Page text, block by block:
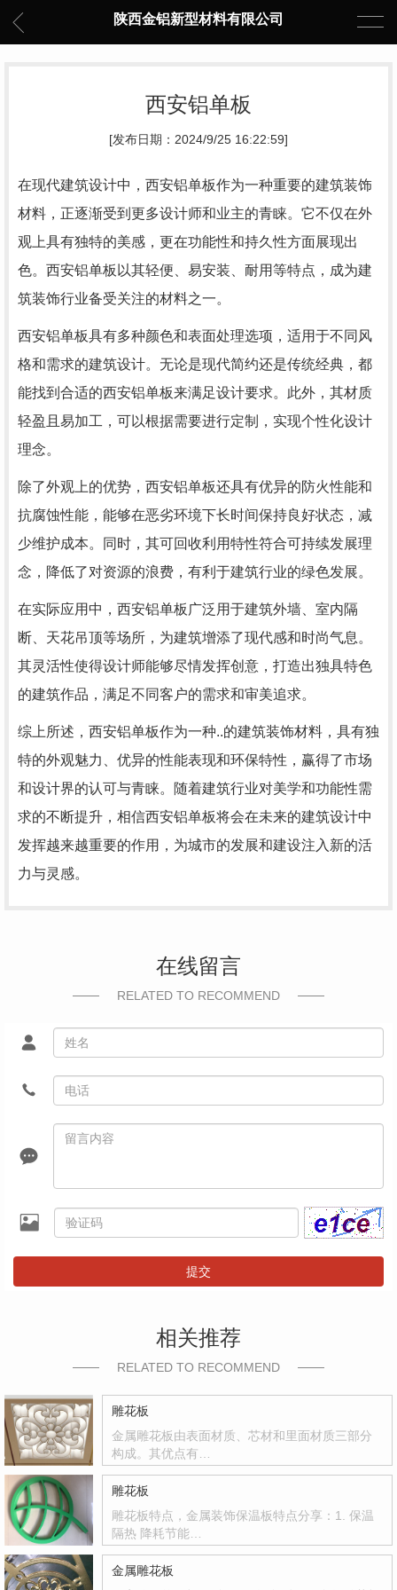
陕西金铝新型材料有限公司
西安铝单板
[发布日期：2024/9/25 16:22:59]
在现代建筑设计中，西安铝单板作为一种重要的建筑装饰
材料，正逐渐受到更多设计师和业主的青睐。它不仅在外
观上具有独特的美感，更在功能性和持久性方面展现出
色。西安铝单板以其轻便、易安装、耐用等特点，成为建
筑装饰行业备受关注的材料之一。
西安铝单板具有多种颜色和表面处理选项，适用于不同风
格和需求的建筑设计。无论是现代简约还是传统经典，都
能找到合适的西安铝单板来满足设计要求。此外，其材质
轻盈且易加工，可以根据需要进行定制，实现个性化设计
理念。
除了外观上的优势，西安铝单板还具有优异的防火性能和
抗腐蚀性能，能够在恶劣环境下长时间保持良好状态，减
少维护成本。同时，其可回收利用特性符合可持续发展理
念，降低了对资源的浪费，有利于建筑行业的绿色发展。
在实际应用中，西安铝单板广泛用于建筑外墙、室内隔
断、天花吊顶等场所，为建筑增添了现代感和时尚气息。
其灵活性使得设计师能够尽情发挥创意，打造出独具特色
的建筑作品，满足不同客户的需求和审美追求。
综上所述，西安铝单板作为一种..的建筑装饰材料，具有独
特的外观魅力、优异的性能表现和环保特性，赢得了市场
和设计界的认可与青睐。随着建筑行业对美学和功能性需
求的不断提升，相信西安铝单板将会在未来的建筑设计中
发挥越来越重要的作用，为城市的发展和建设注入新的活
力与灵感。
在线留言
RELATED TO RECOMMEND
提交
相关推荐
RELATED TO RECOMMEND
雕花板
金属雕花板由表面材质、芯材和里面材质三部分
构成。其优点有…
雕花板
雕花板特点，金属装饰保温板特点分享：1. 保温
隔热 降耗节能…
金属雕花板